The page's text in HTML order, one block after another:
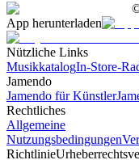
App herunterladen
Nützliche Links
MusikkatalogIn-Store-
Jamendo
Jamendo für Künstler
Rechtliches
Allgemeine
Nutzungsbedingungen
Richtlinie